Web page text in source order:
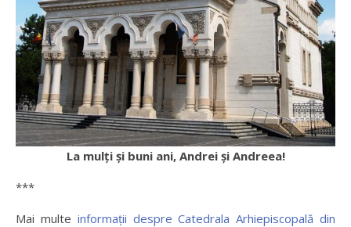
La mulți și buni ani, Andrei și Andreea!
***
Mai multe informații despre Catedrala Arhiepiscopală din